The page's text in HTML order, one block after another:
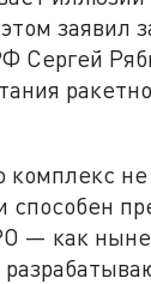
заявил
Сергей
комплекс
способен
— как